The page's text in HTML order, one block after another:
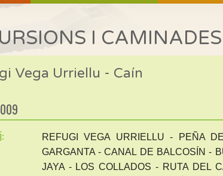
I CAMINADES
Vega Urriellu - Caín
REFUGI VEGA URRIELLU - PEÑA
GARGANTA - CANAL DE BALCOSÍN -
JAYA - LOS COLLADOS - RUTA DEL